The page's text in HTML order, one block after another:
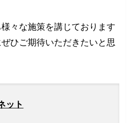
々な施策を講じております
ひご期待いただきたいと思
ット